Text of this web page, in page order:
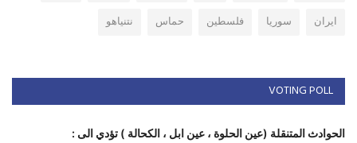
ايران
سوريا فلسطين حماس نتنياهو
VOTING POLL
الحوادث المتنقلة (عين الحلوة ، عين ابل ، الكحالة ) تؤدي الى :